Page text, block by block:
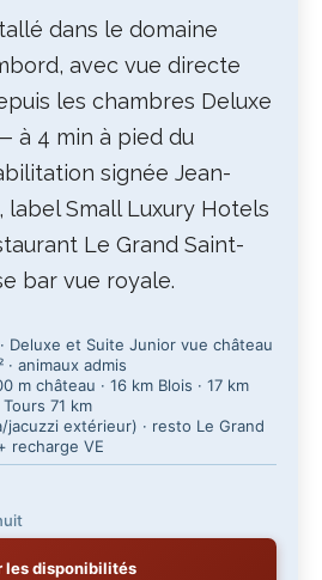
dans le domaine
avec vue directe
les chambres Deluxe
à 4 min à pied du
signée Jean-
Small Luxury Hotels
Le Grand Saint-
bar vue royale.
Deluxe et Suite Junior vue château
· animaux admis
m château · 16 km Blois · 17 km
71 km
jacuzzi extérieur) · resto Le Grand
recharge VE
les disponibilités